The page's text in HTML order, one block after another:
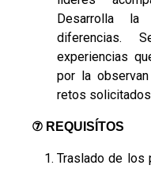
Desarrolla
diferencias.
experiencias
por la
retos
⑦ REQUISÍTOS
Traslado de los